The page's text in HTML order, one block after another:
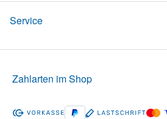
Service
Zahlarten im Shop